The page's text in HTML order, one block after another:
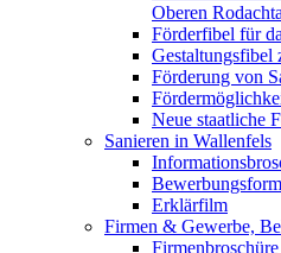
Oberen
Förderfibel für
Gestaltungsfibel
Förderung von
Neue staatliche
Sanieren in Wallenfels
Erklärfilm
Firmen & Gewerbe,